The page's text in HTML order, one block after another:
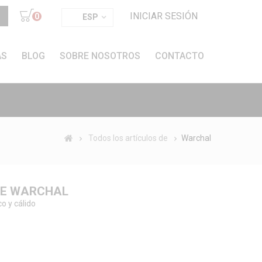
INICIAR SESIÓN
ESP
0
BLOG SOBRE NOSOTROS CONTACTO
Todos los artículos de Warchal
WARCHAL
y cálido